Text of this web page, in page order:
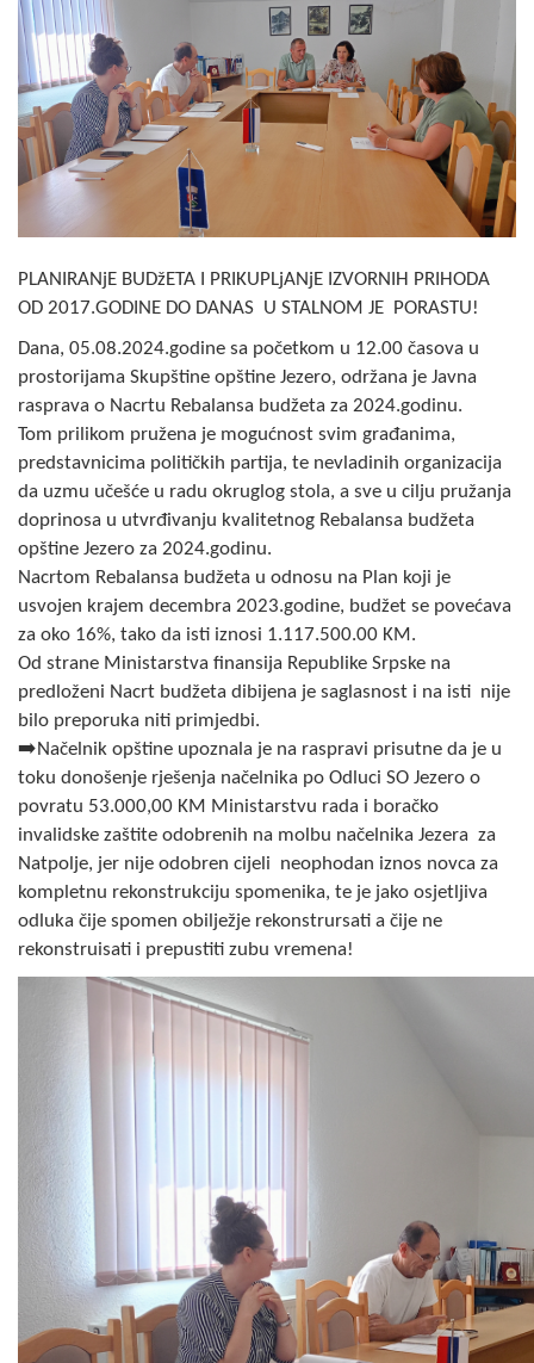
NAČELNIK
O Načelniku
Zamjenik načelnika
Izvještaj o radu načelnika
SKUPŠTINA
Statut Opštine
Skupštinsko vijeće opštine jezero
Sastav Skupštine
Službeni Glasnici
OPŠTINSKA UPRAVA
INFO
Vijesti
Aktivnosti
Javni pozivi
Obavještenja
Zaštita od požara
COVID 19
Geoistraživanja
FINANSIJE
PRIVREDA
Poljoprivreda
Turizam
CIVILNA ZAŠTITA
KONTAKT
PLANIRANjE BUDžETA I PRIKUPLjANjE IZVORNIH PRIHODA
OD 2017.GODINE DO DANAS U STALNOM JE PORASTU!
Dana, 05.08.2024.godine sa početkom u 12.00 časova u
prostorijama Skupštine opštine Jezero, održana je Javna
rasprava o Nacrtu Rebalansa budžeta za 2024.godinu.
Tom prilikom pružena je mogućnost svim građanima,
predstavnicima političkih partija, te nevladinih organizacija
da uzmu učešće u radu okruglog stola, a sve u cilju pružanja
doprinosa u utvrđivanju kvalitetnog Rebalansa budžeta
opštine Jezero za 2024.godinu.
Nacrtom Rebalansa budžeta u odnosu na Plan koji je
usvojen krajem decembra 2023.godine, budžet se povećava
za oko 16%, tako da isti iznosi 1.117.500.00 KM.
Od strane Ministarstva finansija Republike Srpske na
predloženi Nacrt budžeta dibijena je saglasnost i na isti nije
bilo preporuka niti primjedbi.
➡️Načelnik opštine upoznala je na raspravi prisutne da je u
toku donošenje rješenja načelnika po Odluci SO Jezero o
povratu 53.000,00 KM Ministarstvu rada i boračko
invalidske zaštite odobrenih na molbu načelnika Jezera za
Natpolje, jer nije odobren cijeli neophodan iznos novca za
kompletnu rekonstrukciju spomenika, te je jako osjetljiva
odluka čije spomen obilježje rekonstrursati a čije ne
rekonstruisati i prepustiti zubu vremena!